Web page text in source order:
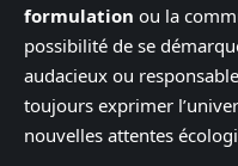
formulation ou la
possibilité de se
audacieux ou
toujours exprimer
nouvelles attentes